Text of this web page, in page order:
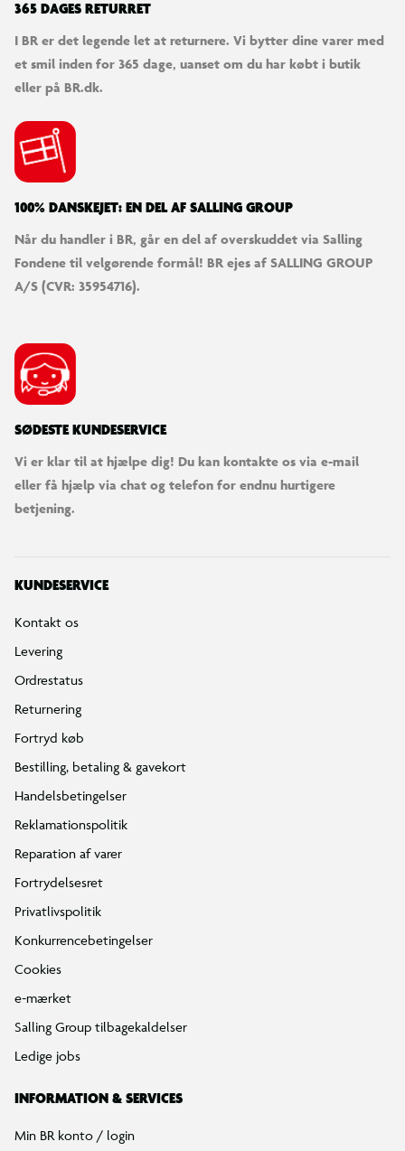
365 DAGES RETURRET
I BR er det legende let at returnere. Vi bytter dine varer med
et smil inden for 365 dage, uanset om du har købt i butik
eller på BR.dk.
100% DANSKEJET: EN DEL AF SALLING GROUP
Når du handler i BR, går en del af overskuddet via Salling
Fondene til velgørende formål! BR ejes af SALLING GROUP
A/S (CVR: 35954716).
SØDESTE KUNDESERVICE
Vi er klar til at hjælpe dig! Du kan kontakte os via e-mail
eller få hjælp via chat og telefon for endnu hurtigere
betjening.
KUNDESERVICE
Kontakt os
Levering
Ordrestatus
Returnering
Fortryd køb
Bestilling, betaling & gavekort
Handelsbetingelser
Reklamationspolitik
Reparation af varer
Fortrydelsesret
Privatlivspolitik
Konkurrencebetingelser
Cookies
e-mærket
Salling Group tilbagekaldelser
Ledige jobs
INFORMATION & SERVICES
Min BR konto / login